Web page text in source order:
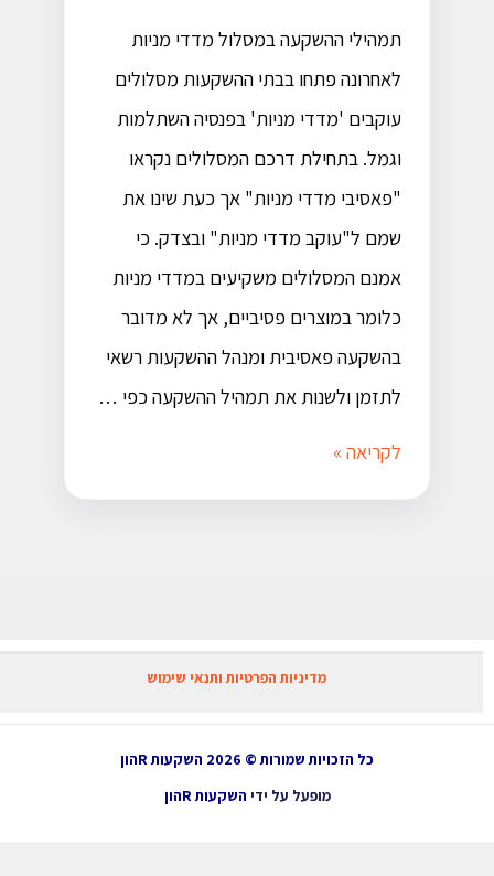
תמהילי ההשקעה במסלול מדדי מניות
לאחרונה פתחו בבתי ההשקעות מסלולים
עוקבים 'מדדי מניות' בפנסיה השתלמות
וגמל. בתחילת דרכם המסלולים נקראו
"פאסיבי מדדי מניות" אך כעת שינו את
שמם ל"עוקב מדדי מניות" ובצדק. כי
אמנם המסלולים משקיעים במדדי מניות
כלומר במוצרים פסיביים, אך לא מדובר
בהשקעה פאסיבית ומנהל ההשקעות רשאי
לתזמן ולשנות את תמהיל ההשקעה כפי …
לקריאה »
מדיניות הפרטיות ותנאי שימוש
כל הזכויות שמורות © 2026 השקעות Rהון
מופעל על ידיהשקעות Rהון